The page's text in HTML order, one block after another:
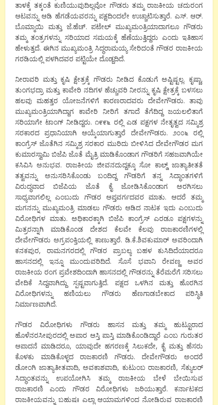
ತಾಳಕ್ಕೆ ತಕ್ಕಂತೆ ಕುಣಿಯುವುದಿಲ್ಲವೋ ಗೌಡರು ತಮ್ಮ ರಾಜಕೀಯ ಚದುರಂಗ
ಆಟವನ್ನು ಆಡಿ ಹೆಗಡೆಯವರನ್ನು ಪಕ್ಷದಿಂದಲೇ ಉಚ್ಚಾಟಿಸುತ್ತಾರೆ. ಎಸ್. ಆರ್.
ಬೊಮ್ಮಾಯಿ ಮತ್ತು ಜೆ.ಹೆಚ್. ಪಟೇಲ್ ಮುಖ್ಯಮಂತ್ರಿಯಾದಾಗಲೂ ಗೌಡರು
ತಮ್ಮ ತಂತ್ರಗಳನ್ನು ಸರಿಯಾದ ಸಮಯಕ್ಕೆ ಹೆಣೆಯುತ್ತಿದ್ದರು ಎಂದು ಇತಿಹಾಸ
ಹೇಳುತ್ತದೆ. ಈಗಿನ ಮುಖ್ಯಮಂತ್ರಿ ಸಿದ್ಧರಾಮಯ್ಯ ಸೇರಿದಂತೆ ಗೌಡರ ರಾಜಕೀಯ
ಗರಡಿಯಲ್ಲಿ ಪಳಗಿದವರ ಪಟ್ಟಿಯೇ ದೊಡ್ದದಿದೆ.
ನೀರಾವರಿ ಮತ್ತು ಕೃಷಿ ಕ್ಷೇತ್ರಕ್ಕೆ ಗೌಡರು ನೀಡಿದ ಕೊಡುಗೆ ಅಷ್ಟಿಷ್ಟಲ್ಲ. ಕೃಷ್ಣಾ,
ತುಂಗಭದ್ರಾ ಮತ್ತು ಕಾವೇರಿ ನದಿಗಳ ಹೆಚ್ಚುವರಿ ನೀರನ್ನು ಕೃಷಿ ಕ್ಷೇತ್ರಕ್ಕೆ ಬಳಸಲು
ಹಲವು ಮಹತ್ತರ ಯೋಜನೆಗಳಿಗೆ ಕಾರಣರಾದವರು ದೇವೇಗೌಡರು. ತಾವು
ಮುಖ್ಯಮಂತ್ರಿಯಾಗಿದ್ದಾಗ ಕಾವೇರಿ ನೀರಿಗೆ ತಗಾದೆ ತೆಗೆದಿದ್ದ ಜಯಲಲಿತಾಗೆ
ಸರಿಯಾಗೇ ಟಾಂಗ್ ನೀಡಿದ್ದರು. ೧೯೯೬ ರಲ್ಲಿ ಎಡ ಪಕ್ಷಗಳ ನೇತೃತ್ವದ ಸಮ್ಮಿಶ್ರ
ಸರಕಾರದ ಪ್ರಧಾನಿಯಾಗಿ ಆಯ್ಕೆಯಾಗುತ್ತಾರೆ ದೇವೇಗೌಡರು. ೨೦೦೬ ರಲ್ಲಿ
ಕಾಂಗ್ರೆಸ್ ಜೊತೆಗಿನ ಸಮ್ಮಿಶ್ರ ಸರಕಾರ ಮುರಿದು ಬೀಳಿಸಿದ ದೇವೇಗೌಡರ ಮಗ
ಕುಮಾರಸ್ವಾಮಿ ಬಿಜೆಪಿ ಜೊತೆ ಮೈತ್ರಿ ಮಾಡಿಕೊಂಡಾಗ ಗೌಡರಿಗೆ ಸಹಜವಾಗಿಯೇ
ಕಸಿವಿಸಿ ಅನುಭವ. ರಾಜಕೀಯ ಜೀವನದುದ್ದಕ್ಕೂ ಸೋ ಕಾಲ್ಡ್ ಜಾತ್ಯಾತೀತತೆ
ತತ್ವವನ್ನು ಅನುಸರಿಸಿಕೊಂಡು ಬಂದಿದ್ದ ಗೌಡರಿಗೆ ತನ್ನ ಸಿದ್ಧಾಂತಗಳಿಗೆ
ವಿರುದ್ಧವಾದ ಬಿಜೆಪಿಯ ಜೊತೆ ಕೈ ಜೋಡಿಸಿಕೊಂಡಾಗ ಅರಗಿಸಲು
ಸಾಧ್ಯವಾಗಲಿಲ್ಲ ಎಂಬುದು ಗೌಡರ ಆಪ್ತವರ್ಗದವರ ಮಾತು. ಆದರೆ ತಮ್ಮ
ಮಗನನ್ನು ಮುಖ್ಯಮಂತ್ರಿ ಮಾಡಲು ಗೌಡರು ಆಡಿದ ನಾಟಕ ಇದು ಎಂಬುದು
ವಿರೋಧಿಗಳ ಮಾತು. ಅಧಿಕಾರಕ್ಕಾಗಿ ಬಿಜೆಪಿ ಕಾಂಗ್ರೆಸ್ ಎರಡೂ ಪಕ್ಷಗಳನ್ನು
ಮಿತ್ರರನ್ನಾಗಿ ಮಾಡಿಕೊಂಡ ದೇಶದ ಕೆಲವೇ ಕೆಲವು ರಾಜಕಾರಣಿಗಳಲ್ಲಿ
ದೇವೇಗೌಡರು ಅಗ್ರಪಂಕ್ತಿಯಲ್ಲಿ ಕಾಣುತ್ತಾರೆ. ಡಿ.ಕೆ.ಶಿವಕುಮಾರ್ ಅವರಿಂದಾಗಿ
ಕನಕಪುರ, ರಾಮನಗರದಲ್ಲಿ ಗೌಡರ ಪ್ರಾಬಲ್ಯ ಬಹಳ ಕುಸಿದಿದೆಯಾದರೂ
ಹಾಸನದಲ್ಲಿ ಇನ್ನೂ ಮುಂದುವರಿದಿದೆ. ಸೊಸೆ ಭವಾನಿ ರೇವಣ್ಣ ಅವರ
ರಾಜಕೀಯ ರಂಗ ಪ್ರವೇಶದಿಂದಾಗಿ ಹಾಸನದಲ್ಲಿ ಗೌಡರನ್ನು ತೆರೆಮರೆಗೆ ಸರಿಸಲು
ವೇದಿಕೆ ಸಿದ್ದವಾಗಿದ್ದು ಸ್ಪಷ್ಟವಾಗುತ್ತಿದೆ. ಪಕ್ಷದ ಒಳಗಿನ ಮತ್ತು ಹೊರಗಿನ
ವಿರೋಧಿಗಳನ್ನು ಹಣಿಯಲು ಗೌಡರು ಹೆಣಗಾಡಬೇಕಾದ ಪರಿಸ್ಥಿತಿ
ನಿರ್ಮಾಣವಾಗಿದೆ.
ಗೌಡರ ವಿರೋಧಿಗಳು ಗೌಡರು ಹಾಸನ ಮತ್ತು ತಮ್ಮ ಹುಟ್ಟೂರಾದ
ಹೊಳೆನರಸೀಪುರದಲ್ಲಿ ಅಪಾರ ಆಸ್ತಿ ಪಾಸ್ತಿ ಮಾಡಿಕೊಂಡಿದ್ದಾರೆ ಎಂಬ ಗುರುತರ
ಆಪಾದನೆ ಮಾಡಿದರೂ, ಯಾವುದೇ ಹಗರಣಕ್ಕೆ ಸಿಲುಕದೇ, ಕೈ ಮತ್ತು ಹೆಸರು
ಕೊಳಕು ಮಾಡಿಕೊಳ್ಳದ ರಾಜಕಾರಣಿ ಗೌಡರು. ದೇವೇಗೌಡರು ಅಂದರೆ
ಡೋಂಗಿ ಜಾತ್ಯಾತೀತವಾದಿ, ಅವಕಾಶವಾದಿ, ಕುಟುಂಬ ರಾಜಕಾರಣಿ, ಸೆಕ್ಯುಲರ್
ಸಿದ್ಧಾಂತವನ್ನು ಉಪಯೋಗಿಸಿ ತಮ್ಮ ರಾಜಕೀಯ ಬೇಳೆ ಬೇಯಿಸುವ
ರಾಜಕಾರಣಿ ಎಂದು ಗೌಡರ ವಿರೋಧಿಗಳು ಜರಿಯುತ್ತಾರೆ. ಕರ್ನಾಟಕದ
ರಾಜಕೀಯವನ್ನು ಬಹುಷಃ ಎಲ್ಲಾ ಆಯಾಮಗಳಿಂದ ನೋಡಿರುವ ರಾಜಕಾರಣಿ